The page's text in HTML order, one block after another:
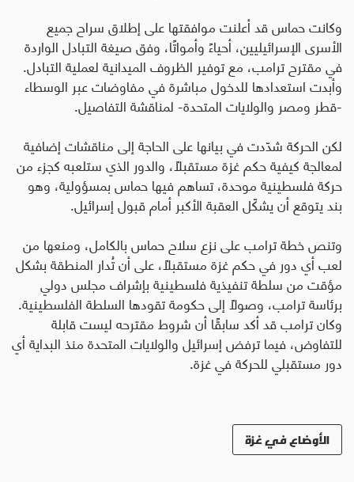
وكانت حماس قد أعلنت موافقتها على إطلاق سراح جميع
الأسرى الإسرائيليين، أحياءً وأمواتًا، وفق صيغة التبادل الواردة
في مقترح ترامب، مع توفير الظروف الميدانية لعملية التبادل.
وأبدت استعدادها للدخول مباشرة في مفاوضات عبر الوسطاء
-قطر ومصر والولايات المتحدة- لمناقشة التفاصيل.
لكن الحركة شدّدت في بيانها على الحاجة إلى مناقشات إضافية
لمعالجة كيفية حكم غزة مستقبلًا، والدور الذي ستلعبه كجزء من
حركة فلسطينية موحدة، تساهم فيها حماس بمسؤولية، وهو
بند يتوقع أن يشكّل العقبة الأكبر أمام قبول إسرائيل.
وتنص خطة ترامب على نزع سلاح حماس بالكامل، ومنعها من
لعب أي دور في حكم غزة مستقبلًا، على أن تُدار المنطقة بشكل
مؤقت من سلطة تنفيذية فلسطينية بإشراف مجلس دولي
برئاسة ترامب، وصولًا إلى حكومة تقودها السلطة الفلسطينية.
وكان ترامب قد أكد سابقًا أن شروط مقترحه ليست قابلة
للتفاوض، فيما ترفض إسرائيل والولايات المتحدة منذ البداية أي
دور مستقبلي للحركة في غزة.
الأوضاع في غزة